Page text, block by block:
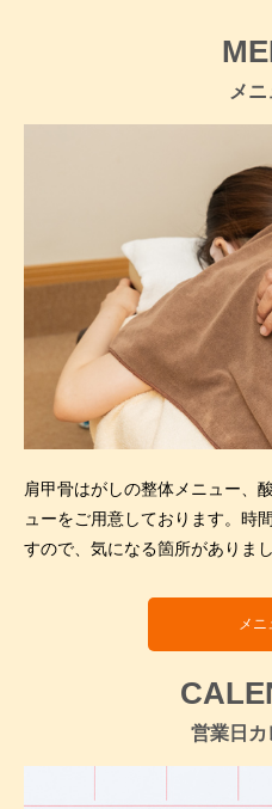
メ
肩甲骨はがしの整体メニュー、
ューをご用意しております。時
すので、気になる箇所がありま
メニ
営業日カ